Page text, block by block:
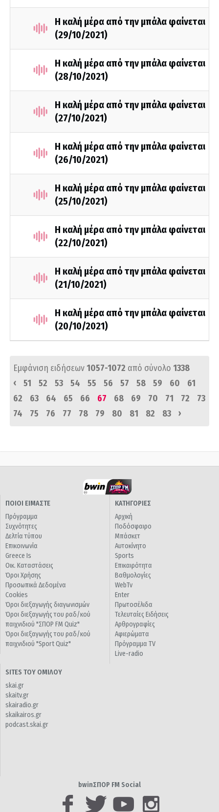
Η καλή μέρα από την μπάλα φαίνεται
(29/10/2021)
Η καλή μέρα από την μπάλα φαίνεται
(28/10/2021)
Η καλή μέρα από την μπάλα φαίνεται
(27/10/2021)
Η καλή μέρα από την μπάλα φαίνεται
(26/10/2021)
Η καλή μέρα από την μπάλα φαίνεται
(25/10/2021)
Η καλή μέρα από την μπάλα φαίνεται
(22/10/2021)
Η καλή μέρα από την μπάλα φαίνεται
(21/10/2021)
Η καλή μέρα από την μπάλα φαίνεται
(20/10/2021)
Εμφάνιση ειδήσεων1057-1072 από σύνολο 1338
‹
51 52 53 54 55 56 57 58 59 60
61
62
63 64 65 66 67 68 69 70 71 72
73
74
75 76 77 78 79 80 81 82 83 ›
ΠΟΙΟΙ ΕΙΜΑΣΤΕ
Πρόγραμμα
Συχνότητες
Δελτία τύπου
Επικοινωνία
Greece Is
Οικ. Καταστάσεις
Όροι Χρήσης
Προσωπικά Δεδομένα
Cookies
Όροι διεξαγωγής διαγωνισμών
Όροι διεξαγωγής του ραδ/κού
παιχνιδιού "ΣΠΟΡ FM Quiz"
Όροι διεξαγωγής του ραδ/κού
παιχνιδιού "Sport Quiz"
ΚΑΤΗΓΟΡΙΕΣ
Αρχική
Ποδόσφαιρο
Μπάσκετ
Αυτοκίνητο
Sports
Επικαιρότητα
Βαθμολογίες
WebTv
Enter
Πρωτοσέλιδα
Τελευταίες Ειδήσεις
Αρθρογραφίες
Αφιερώματα
Πρόγραμμα TV
Live-radio
SITES ΤΟΥ ΟΜΙΛΟΥ
skai.gr
skaitv.gr
skairadio.gr
skaikairos.gr
podcast.skai.gr
bwinΣΠΟΡ FM Social